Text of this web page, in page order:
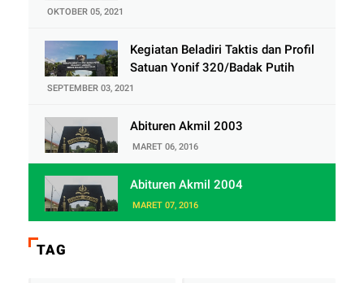
OKTOBER 05, 2021
Kegiatan Beladiri Taktis dan Profil
Satuan Yonif 320/Badak Putih
SEPTEMBER 03, 2021
Abituren Akmil 2003
MARET 06, 2016
Abituren Akmil 2004
MARET 07, 2016
TAG